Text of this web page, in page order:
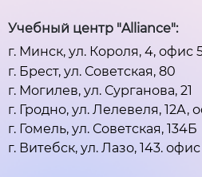
Учебный центр "Alliance":
г. Минск, ул. Короля, 4, офис
г. Брест, ул. Советская, 80
г. Могилев, ул. Сурганова, 21
г. Гродно, ул. Лелевеля, 12А,
г. Гомель, ул. Советская, 134Б
г. Витебск, ул. Лазо, 143.